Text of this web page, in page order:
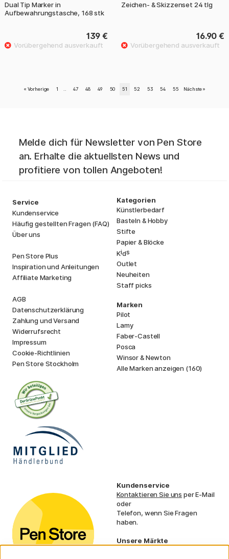
Dual Tip Marker in
Aufbewahrungstasche, 168 stk
139 €
Zeichen- & Skizzenset 24 tlg
16.90 €
« Vorherige 1 47 48 49 50 51 52 53 54 55 Nächste »
Melde dich für Newsletter von Pen Store
an. Erhalte die aktuellsten News und
profitiere von tollen Angeboten!
Service
Kundenservice
Häufig gestellten Fragen (FAQ)
Über uns
Pen Store Plus
Inspiration und Anleitungen
Affiliate Marketing
AGB
Datenschutzerklärung
Zahlung und Versand
Widerrufsrecht
Impressum
Cookie-Richtlinien
Pen Store Stockholm
Kategorien
Künstlerbedarf
Basteln & Hobby
Stifte
Papier & Blöcke
Kids
Outlet
Neuheiten
Staff picks
Marken
Pilot
Lamy
Faber-Castell
Posca
Winsor & Newton
Alle Marken anzeigen (160)
Kundenservice
Kontaktieren Sie uns per E-Mail
oder
Telefon, wenn Sie Fragen
haben.
Unsere Märkte